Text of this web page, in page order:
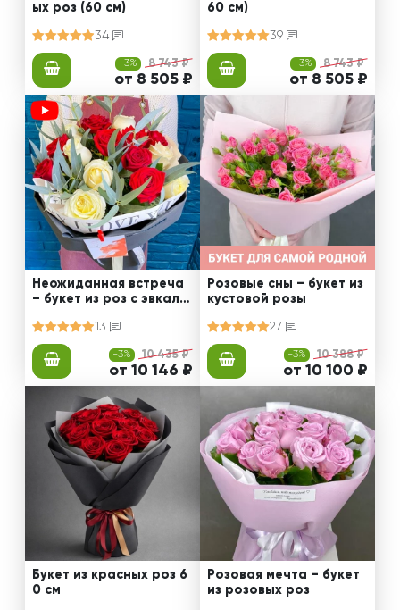
ых роз (60 см)
34
-3% 8 743 ₽
от 8 505 ₽
60 см)
39
-3% 8 743 ₽
от 8 505 ₽
Неожиданная встреча
– букет из роз с эвкали
13
-3% 10 435 ₽
от 10 146 ₽
Розовые сны – букет из
кустовой розы
27
-3% 10 388 ₽
от 10 100 ₽
Букет из красных роз 6
0 см
Розовая мечта – букет
из розовых роз